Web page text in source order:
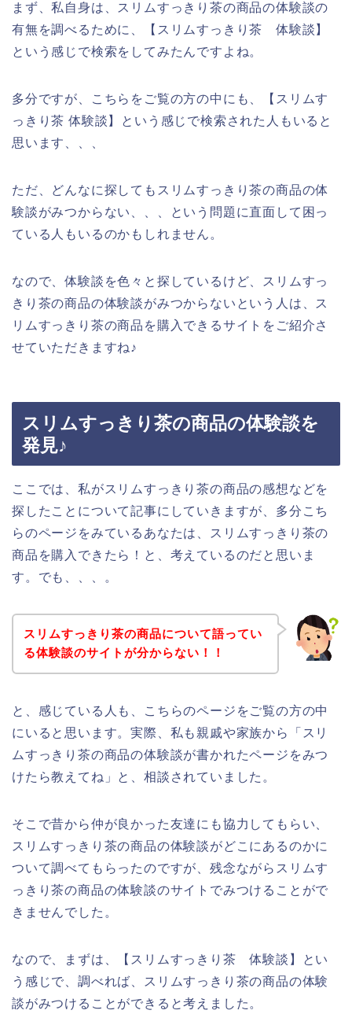
まず、私自身は、スリムすっきり茶の商品の体験談の
有無を調べるために、【スリムすっきり茶 体験談】
という感じで検索をしてみたんですよね。
多分ですが、こちらをご覧の方の中にも、【スリムす
っきり茶 体験談】という感じで検索された人もいると
思います、、、
ただ、どんなに探してもスリムすっきり茶の商品の体
験談がみつからない、、、という問題に直面して困っ
ている人もいるのかもしれません。
なので、体験談を色々と探しているけど、スリムすっ
きり茶の商品の体験談がみつからないという人は、ス
リムすっきり茶の商品を購入できるサイトをご紹介さ
せていただきますね♪
スリムすっきり茶の商品の体験談を
発見♪
ここでは、私がスリムすっきり茶の商品の感想などを
探したことについて記事にしていきますが、多分こち
らのページをみているあなたは、スリムすっきり茶の
商品を購入できたら！と、考えているのだと思いま
す。でも、、、。
スリムすっきり茶の商品について語ってい
る体験談のサイトが分からない！！
と、感じている人も、こちらのページをご覧の方の中
にいると思います。実際、私も親戚や家族から「スリ
ムすっきり茶の商品の体験談が書かれたページをみつ
けたら教えてね」と、相談されていました。
そこで昔から仲が良かった友達にも協力してもらい、
スリムすっきり茶の商品の体験談がどこにあるのかに
ついて調べてもらったのですが、残念ながらスリムす
っきり茶の商品の体験談のサイトでみつけることがで
きませんでした。
なので、まずは、【スリムすっきり茶 体験談】とい
う感じで、調べれば、スリムすっきり茶の商品の体験
談がみつけることができると考えました。